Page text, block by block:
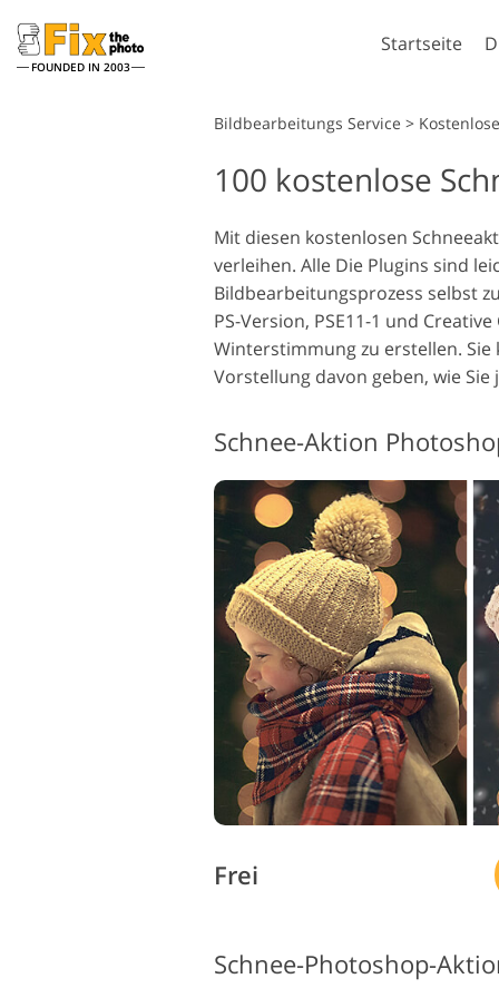
FOUNDED IN 2003
Startseite
Hochzeitsfotobearbeitung
Produkt-Fotobearbeitung
Lightroom
Lightroom Presets
Sammlungen
Günstige Presets
Mobile Kollektion
Bildbearbeitungs Service >
100 kostenlose
Mit diesen kostenlosen
verleihen. Alle Die Plugins sind
Bildbearbeitungsprozess selbst
PS-Version, PSE11-1 und
Winterstimmung zu erstellen.
Vorstellung davon geben, wie
Schnee-Aktion
Frei